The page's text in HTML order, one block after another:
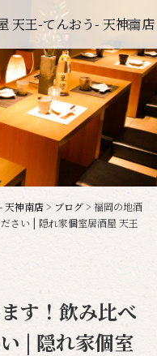
天王-てんおう- 天神南店
天神南店> ブログ> 福岡の地酒
さい | 隠れ家個室居酒屋 天王
す！飲み比べ
| 隠れ家個室